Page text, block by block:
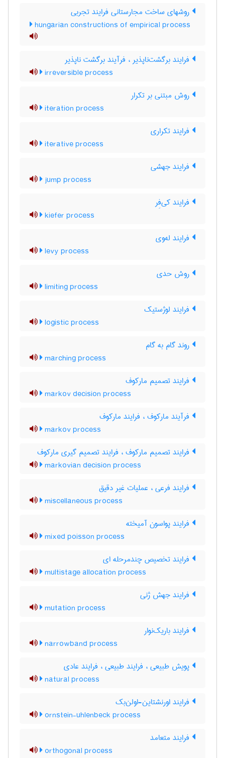
روشهای ساخت مجارستانی فرایند تجربی
hungarian constructions of empirical process
فرایند برگشت‌ناپذیر ، فرآیند برگشت ناپذیر
irreversible process
روش مبتنی بر تکرار
iteration process
فرایند تکراری
iterative process
فرایند جهشی
jump process
فرایند کی‌فِر
kiefer process
فرایند له‌وی
levy process
روش حدی
limiting process
فرایند لوژستیک
logistic process
روند گام به گام
marching process
فرایند تصمیم مارکوف
markov decision process
فرآیند مارکوف ، فرایند مارکوف
markov process
فرایند تصمیم مارکوف ، فرایند تصمیم گیری مارکوف
markovian decision process
فرایند فرعی ، عملیات غیر دقیق
miscellaneous process
فرایند پواسون آمیخته
mixed poisson process
فرایند تخصیص چندمرحله ای
multistage allocation process
فرایند جهش ژنی
mutation process
فرایند باریک‌نوار
narrowband process
پویش طبیعی ، فرایند طبیعی ، فرایند عادی
natural process
فرایند اورنشتاین-اولن‌بک
ornstein-uhlenbeck process
فرایند متعامد
orthogonal process